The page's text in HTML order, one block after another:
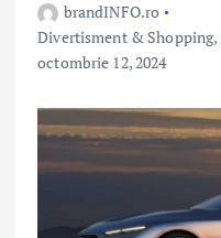
brandINFO.ro
Divertisment & Shopping,
octombrie 12, 2024